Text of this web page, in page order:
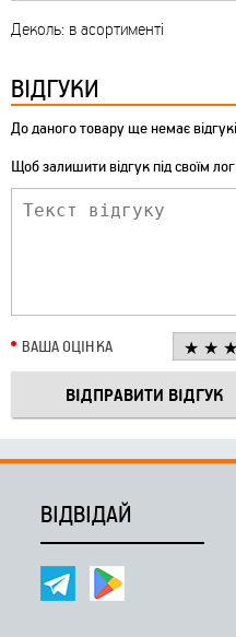
Деколь: в асортименті
ВІДГУКИ
До даного товару ще немає
Щоб залишити відгук під своїм
ВАША ОЦІНКА
ВІДВІДАЙ